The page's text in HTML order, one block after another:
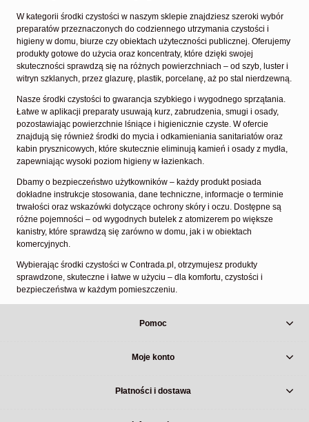
W kategorii środki czystości w naszym sklepie znajdziesz szeroki wybór
preparatów przeznaczonych do codziennego utrzymania czystości i
higieny w domu, biurze czy obiektach użyteczności publicznej. Oferujemy
produkty gotowe do użycia oraz koncentraty, które dzięki swojej
skuteczności sprawdzą się na różnych powierzchniach – od szyb, luster i
witryn szklanych, przez glazurę, plastik, porcelanę, aż po stal nierdzewną.
Nasze środki czystości to gwarancja szybkiego i wygodnego sprzątania.
Łatwe w aplikacji preparaty usuwają kurz, zabrudzenia, smugi i osady,
pozostawiając powierzchnie lśniące i higienicznie czyste. W ofercie
znajdują się również środki do mycia i odkamieniania sanitariatów oraz
kabin prysznicowych, które skutecznie eliminują kamień i osady z mydła,
zapewniając wysoki poziom higieny w łazienkach.
Dbamy o bezpieczeństwo użytkowników – każdy produkt posiada
dokładne instrukcje stosowania, dane techniczne, informacje o terminie
trwałości oraz wskazówki dotyczące ochrony skóry i oczu. Dostępne są
różne pojemności – od wygodnych butelek z atomizerem po większe
kanistry, które sprawdzą się zarówno w domu, jak i w obiektach
komercyjnych.
Wybierając środki czystości w Contrada.pl, otrzymujesz produkty
sprawdzone, skuteczne i łatwe w użyciu – dla komfortu, czystości i
bezpieczeństwa w każdym pomieszczeniu.
Pomoc
Moje konto
Płatności i dostawa